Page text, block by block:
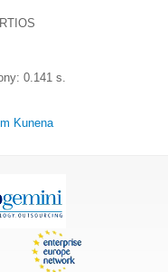
0.141 s.
Kunena